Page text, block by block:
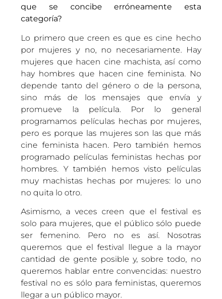
que se concibe erróneamente esta
categoría?
Lo primero que creen es que es cine hecho
por mujeres y no, no necesariamente. Hay
mujeres que hacen cine machista, así como
hay hombres que hacen cine feminista. No
depende tanto del género o de la persona,
sino más de los mensajes que envía y
promueve la película. Por lo general
programamos películas hechas por mujeres,
pero es porque las mujeres son las que más
cine feminista hacen. Pero también hemos
programado películas feministas hechas por
hombres. Y también hemos visto películas
muy machistas hechas por mujeres: lo uno
no quita lo otro.
Asimismo, a veces creen que el festival es
solo para mujeres, que el público sólo puede
ser femenino. Pero no es así. Nosotras
queremos que el festival llegue a la mayor
cantidad de gente posible y, sobre todo, no
queremos hablar entre convencidas: nuestro
festival no es sólo para feministas, queremos
llegar a un público mayor.